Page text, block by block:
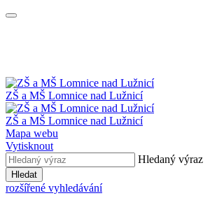
ZŠ a MŠ Lomnice nad Lužnicí
ZŠ a MŠ Lomnice nad Lužnicí
Mapa webu
Vytisknout
Hledaný výraz
Hledat
rozšířené vyhledávání